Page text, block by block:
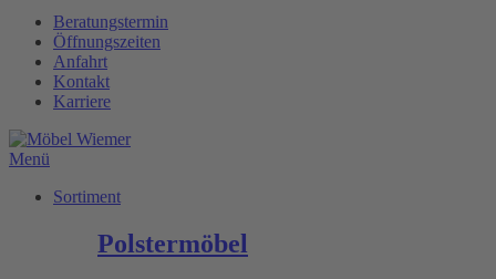
Inhalt
wechseln
Beratungstermin
Öffnungszeiten
Anfahrt
Kontakt
Karriere
Menü
Sortiment
Polstermöbel